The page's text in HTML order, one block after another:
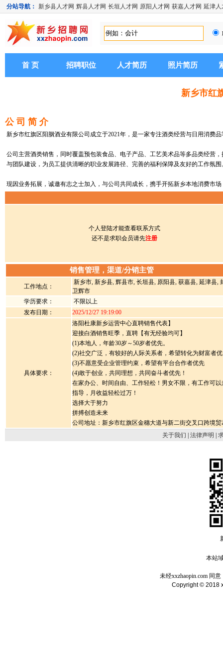
分站导航： 新乡县人才网 辉县人才网 长垣人才网 原阳人才网 获嘉人才网 延津人
首 页 招聘职位 人才简历 照片简历
新乡市红
公 司 简 介
新乡市红旗区阳胭酒业有限公司成立于2021年，是一家专注酒类经营与日用消费
公司主营酒类销售，同时覆盖预包装食品、电子产品、工艺美术品等多品类经营
与团队建设，为员工提供清晰的职业发展路径、完善的福利保障及友好的工作氛围
现因业务拓展，诚邀有志之士加入，与公司共同成长，携手开拓新乡本地消费市场
个人登陆才能查看联系方式
还不是求职会员请先注册
销售管理，渠道/分销主管
工作地点：
新乡市, 新乡县, 辉县市, 长垣县, 原阳县, 获嘉县, 延津县,
卫辉市
学历要求：
不限以上
发布日期：
2025/12/27 19:19:00
具体要求：
洛阳杜康新乡运营中心直聘销售代表】
迎接白酒销售旺季，直聘【有无经验均可】
(1)本地人，年龄30岁～50岁者优先。
(2)社交广泛，有较好的人际关系者，希望转化为财富者
(3)不愿意受企业管理约束，希望有平台合作者优先
(4)敢于创业，共同理想，共同奋斗者优先！
在家办公、时间自由、工作轻松！男女不限，有工作可
指导，月收益轻松过万！
选择大于努力
拼搏创造未来
公司地址：新乡市红旗区金穗大道与新二街交叉口跨境贸
关于我们
法律声明
本站
未经xxzhaopin.com 同
Copyright © 2018